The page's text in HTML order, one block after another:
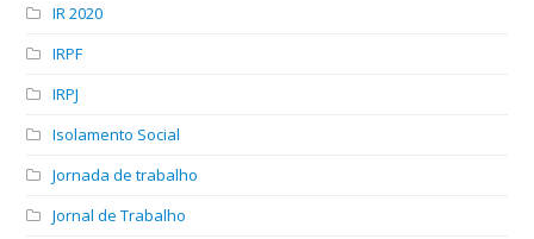
IR 2020
IRPF
IRPJ
Isolamento Social
Jornada de trabalho
Jornal de Trabalho